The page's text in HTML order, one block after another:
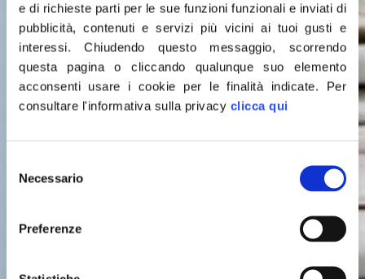
e di richieste parti per le sue funzioni funzionali e inviati di
pubblicità, contenuti e servizi più vicini ai tuoi gusti e
interessi.Chiudendo questo messaggio, scorrendo
questa pagina o cliccando qualunque suo elemento
acconsenti usare i cookie per le finalità indicate. Per
consultare l'informativa sulla privacy clicca qui
delNecessario
Preferenze
Leggi le